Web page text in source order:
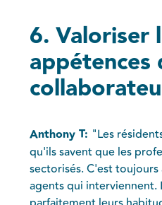
6. Valoriser
appétences
Anthony T: "Les
qu'ils savent que les
sectorisés. C'est
agents qui interviennent.